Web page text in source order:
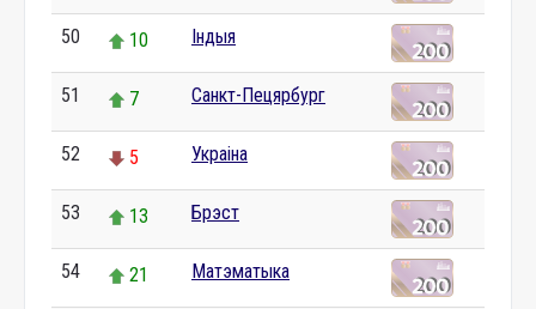
50 10 Індыя
51 7 Санкт-Пецярбург
52 5 Украіна
53 13 Брэст
54 21 Матэматыка